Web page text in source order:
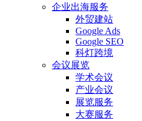
企业出海服务
外贸建站
Google Ads
Google SEO
科灯跨境
会议展览
学术会议
产业会议
展览服务
大赛服务